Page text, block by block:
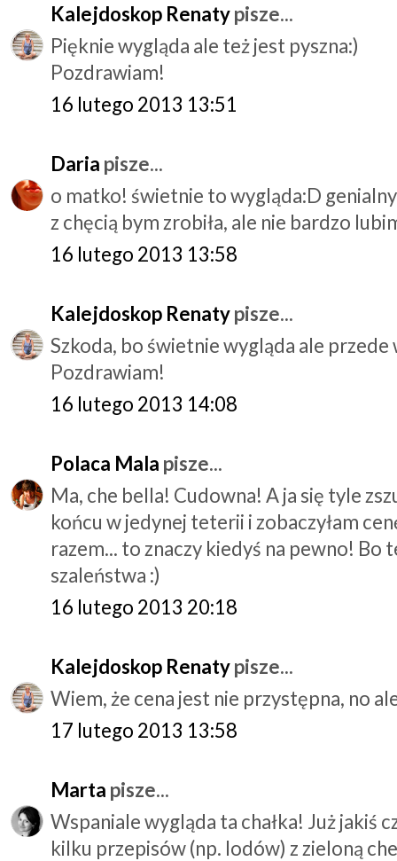
Kalejdoskop Renatypisze...
Pięknie wygląda ale też jest pyszna:)
Pozdrawiam!
16 lutego 2013 13:51
Daria pisze...
o matko! świetnie to wygląda:D
z chęcią bym zrobiła, ale nie bardzo
16 lutego 2013 13:58
Kalejdoskop Renatypisze...
Szkoda, bo świetnie wygląda ale
Pozdrawiam!
16 lutego 2013 14:08
Polaca Mala pisze...
Ma, che bella! Cudowna! A ja się tyle
końcu w jedynej teterii i zobaczyłam
razem... to znaczy kiedyś na pewno!
szaleństwa :)
16 lutego 2013 20:18
Kalejdoskop Renatypisze...
Wiem, że cena jest nie przystępna, no
17 lutego 2013 13:58
Marta pisze...
Wspaniale wygląda ta chałka! Już jakiś
kilku przepisów (np. lodów) z zieloną